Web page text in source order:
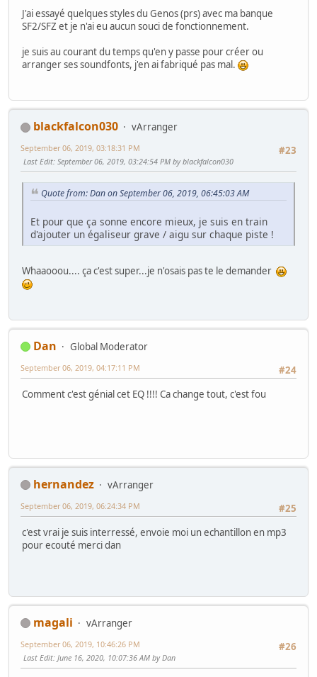
J'ai essayé quelques styles du Genos (prs) avec ma banque
SF2/SFZ et je n'ai eu aucun souci de fonctionnement.
je suis au courant du temps qu'en y passe pour créer ou
arranger ses soundfonts, j'en ai fabriqué pas mal.
blackfalcon030
vArranger
#23
September 06, 2019, 03:18:31 PM
Last Edit: September 06, 2019, 03:24:54 PM by blackfalcon030
Quote from: Dan on September 06, 2019, 06:45:03 AM
Et pour que ça sonne encore mieux, je suis en train
d'ajouter un égaliseur grave / aigu sur chaque piste !
Whaaooou.... ça c'est super...je n'osais pas te le demander
Dan
Global Moderator
#24
September 06, 2019, 04:17:11 PM
Comment c'est génial cet EQ !!!! Ca change tout, c'est fou
hernandez
vArranger
#25
September 06, 2019, 06:24:34 PM
c'est vrai je suis interressé, envoie moi un echantillon en mp3
pour ecouté merci dan
magali
vArranger
#26
September 06, 2019, 10:46:26 PM
Last Edit: June 16, 2020, 10:07:36 AM by Dan